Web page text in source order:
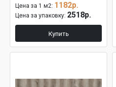
Цена за 1 м2: 1182р.
Цена за упаковку: 2518р.
Купить